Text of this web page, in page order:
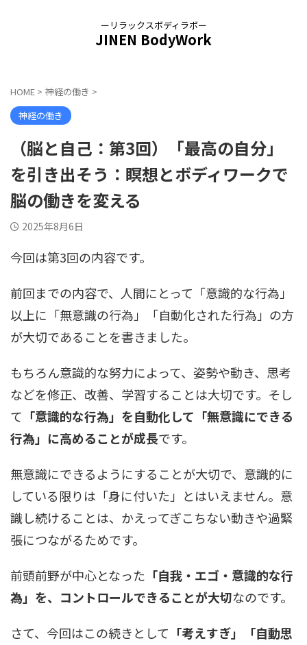
ーリラックスボディラボー
JINEN BodyWork
HOME > 神経の働き >
神経の働き
（脳と自己：第3回）「最高の自分」
を引き出そう：瞑想とボディワークで
脳の働きを変える
2025年8月6日
今回は第3回の内容です。
前回までの内容で、人間にとって「意識的な行為」
以上に「無意識の行為」「自動化された行為」の方
が大切であることを書きました。
もちろん意識的な努力によって、姿勢や動き、思考
などを修正、改善、学習することは大切です。そし
て 「意識的な行為」を自動化して「無意識にできる
行為」に高めることが成長です。
無意識にできるようにすることが大切で、意識的に
している限りは「身に付いた」とはいえません。意
識し続けることは、かえってぎこちない動きや過緊
張につながるためです。
前頭前野が中心となった 「自我・エゴ・意識的な行
為」を、コントロールできることが大切なのです。
さて、今回はこの続きとして 「考えすぎ」「自動思